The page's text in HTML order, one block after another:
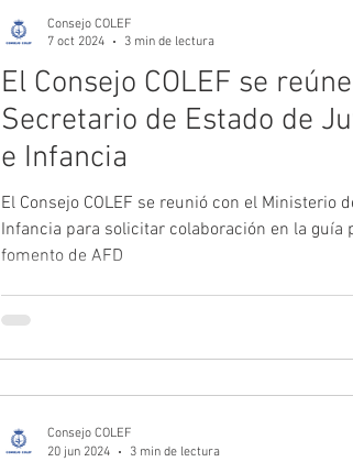
El Consejo COLEF se
Secretario de Estado de
e Infancia
El Consejo COLEF se reunió con el Ministerio
Infancia para solicitar colaboración en la guía
fomento de AFD
Consejo COLEF
7 oct 2024
3 min de lectura
Consejo COLEF
20 jun 2024
3 min de lectura